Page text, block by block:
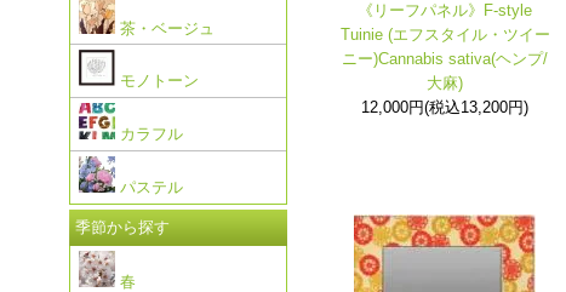
《リーフパネル》F-style
Tuinie (エフスタイル・ツイー
ニー)Cannabis sativa(ヘンプ/
大麻)
12,000円(税込13,200円)
茶・ベージュ
モノトーン
カラフル
パステル
季節から探す
春